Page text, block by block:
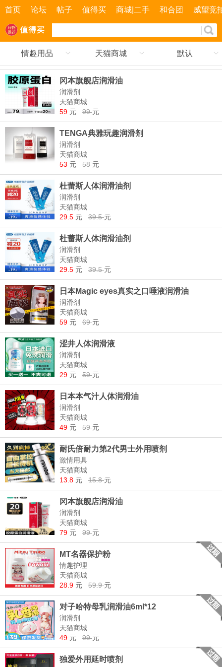
首页 论坛 帖子 值得买 商城|二手 和合团 威望竞
情趣用品 天猫商城 默认
冈本旗舰店润滑油
润滑剂
天猫商城
59 元 99元
TENGA典雅玩趣润滑剂
润滑剂
天猫商城
53 元 58元
杜蕾斯人体润滑油剂
润滑剂
天猫商城
29.5 元 39.5元
杜蕾斯人体润滑油剂
润滑剂
天猫商城
29.5 元 39.5元
日本Magic eyes真实之口唾液润滑油
润滑剂
天猫商城
59 元 69元
涩井人体润滑液
润滑剂
天猫商城
29 元 59元
日本本气汁人体润滑油
润滑剂
天猫商城
49 元 59元
耐氏倍耐力第2代男士外用喷剂
激情用具
天猫商城
13.8 元 15.8元
冈本旗舰店润滑油
润滑剂
天猫商城
79 元 99元
MT名器保护粉
情趣护理
天猫商城
28.9 元 59.9元
对子哈特母乳润滑油6ml*12
润滑剂
天猫商城
49 元 99元
独爱外用延时喷剂